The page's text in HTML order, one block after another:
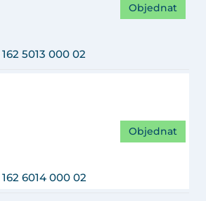
162 5013 000 02
Objednat
162 6014 000 02
Objednat